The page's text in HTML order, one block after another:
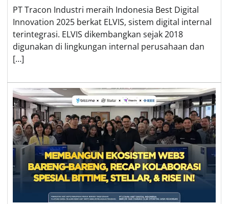
PT Tracon Industri meraih Indonesia Best Digital
Innovation 2025 berkat ELVIS, sistem digital internal
terintegrasi. ELVIS dikembangkan sejak 2018
digunakan di lingkungan internal perusahaan dan
[…]